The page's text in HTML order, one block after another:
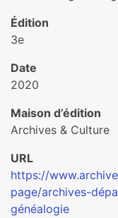
Édition
3e
Date
2020
Maison d’édition
Archives & Culture
URL
https://
page/archives-
généalogie